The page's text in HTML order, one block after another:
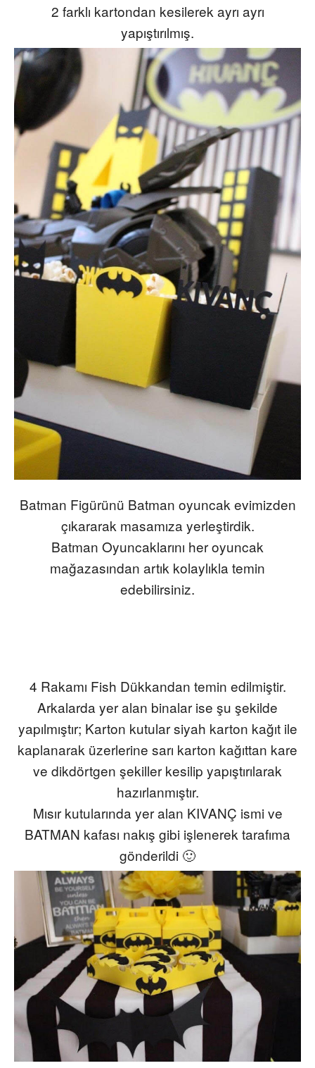
2 farklı kartondan kesilerek ayrı ayrı
yapıştırılmış.
Batman Figürünü Batman oyuncak evimizden
çıkararak masamıza yerleştirdik.
Batman Oyuncaklarını her oyuncak
mağazasından artık kolaylıkla temin
edebilirsiniz.
4 Rakamı Fish Dükkandan temin edilmiştir.
Arkalarda yer alan binalar ise şu şekilde
yapılmıştır; Karton kutular siyah karton kağıt ile
kaplanarak üzerlerine sarı karton kağıttan kare
ve dikdörtgen şekiller kesilip yapıştırılarak
hazırlanmıştır.
Mısır kutularında yer alan KIVANÇ ismi ve
BATMAN kafası nakış gibi işlenerek tarafıma
gönderildi 🙂